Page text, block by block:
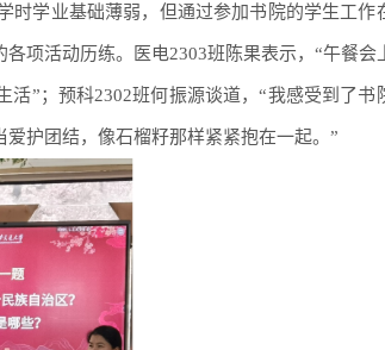
时学业基础薄弱，但通过参加书院的学生工作
项活动历练。医电2303班陈果表示，“午餐会
”；预科2302班何振源谈道，“我感受到了书
护团结，像石榴籽那样紧紧抱在一起。”